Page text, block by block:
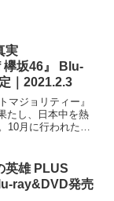
実
坂46』 Blu-
｜2021.2.3
マジョリティー』
たし、日本中を熱
10月に行われた
新たなスタートを
英雄 PLUS
ray&DVD発売